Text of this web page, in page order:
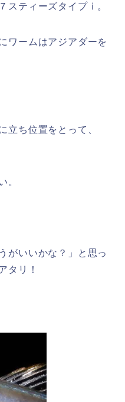
スティーズタイプⅰ。
ワームはアジアダーを
立ち位置をとって、
。
がいいかな？」と思っ
タリ！